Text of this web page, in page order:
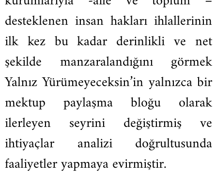
desteklenen insan hakları ihlallerinin
ilk kez bu kadar derinlikli ve net
şekilde manzaralandığını görmek
Yalnız Yürümeyeceksin’in yalnızca bir
mektup paylaşma bloğu olarak
ilerleyen seyrini değiştirmiş ve
ihtiyaçlar analizi doğrultusunda
faaliyetler yapmaya evirmiştir.